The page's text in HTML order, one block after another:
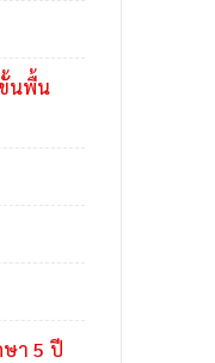
นพื้น
า 5 ปี